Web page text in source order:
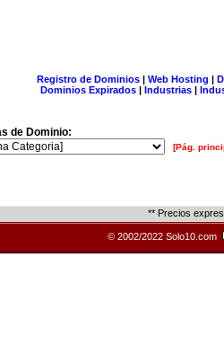
Registro de Dominios| Web Hosting |
Dominios Expirados | Industrias |
de Dominio:
[Pág.
** Precios
© 2002/2022 Solo10.com